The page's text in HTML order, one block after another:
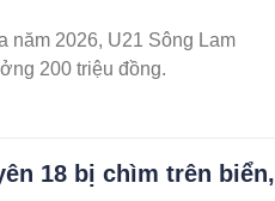
năm 2026, U21 Sông Lam
200 triệu đồng.
18 bị chìm trên biển,